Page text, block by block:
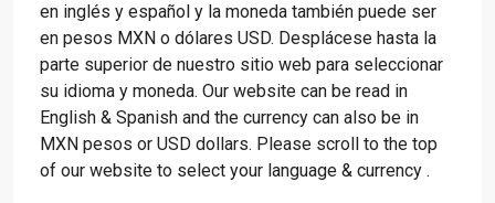
en inglés y español y la moneda también puede ser
en pesos MXN o dólares USD. Desplácese hasta la
parte superior de nuestro sitio web para seleccionar
su idioma y moneda. Our website can be read in
English & Spanish and the currency can also be in
MXN pesos or USD dollars. Please scroll to the top
of our website to select your language & currency .